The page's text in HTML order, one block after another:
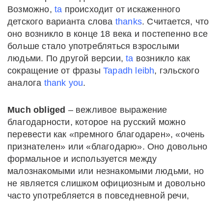
Возможно, ta происходит от искаженного
детского варианта слова thanks. Считается, что
оно возникло в конце 18 века и постепенно все
больше стало употребляться взрослыми
людьми. По другой версии,ta возникло как
сокращение от фразы Tapadh leibh, гэльского
аналога thank you.
Much obliged – вежливое выражение
благодарности, которое на русский можно
перевести как «премного благодарен», «очень
признателен» или «благодарю». Оно довольно
формальное и используется между
малознакомыми или незнакомыми людьми, но
не является слишком официозным и довольно
часто употребляется в повседневной речи,